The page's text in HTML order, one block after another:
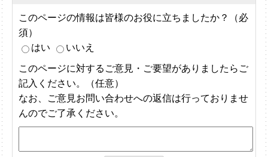
このページの情報は皆様のお役に立ちましたか？（必
須）
はい
いいえ
このページに対するご意見・ご要望がありましたらご
記入ください。（任意）
なお、ご意見お問い合わせへの返信は行っておりませ
んのでご了承ください。